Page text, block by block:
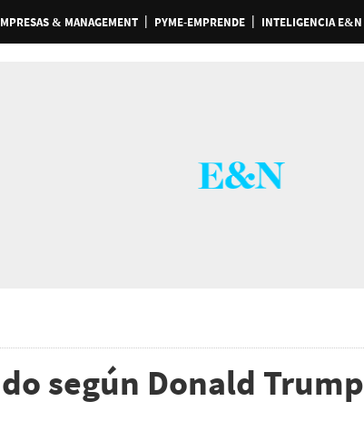
& MANAGEMENT PYME-EMPRENDE INTELIGENCIA E&N
según Donald Trump